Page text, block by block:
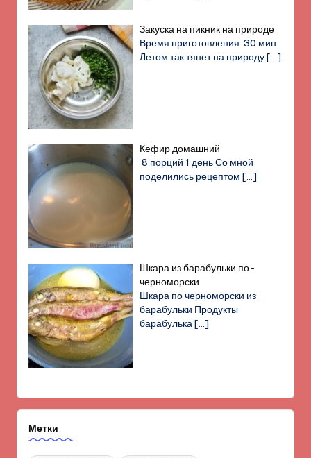
Закуска на пикник на природе
Время приготовления: 30 мин
Летом так тянет на природу[…]
Кефир домашний
8 порций 1 день Со мной
поделились рецептом[…]
Шкара из барабульки по-
черноморски
Шкара по черноморски из
барабульки Продукты
барабулька[…]
Метки